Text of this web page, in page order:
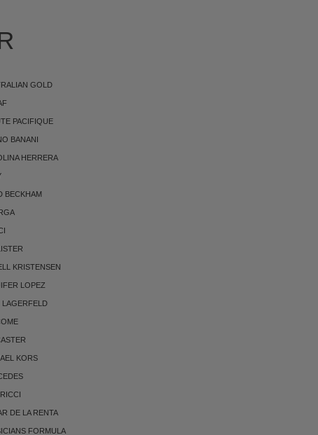
GOLD
PACIFIQUE
BANANI
HERRERA
BECKHAM
KRISTENSEN
LOPEZ
LAGERFELD
KORS
DE LA RENTA
FORMULA